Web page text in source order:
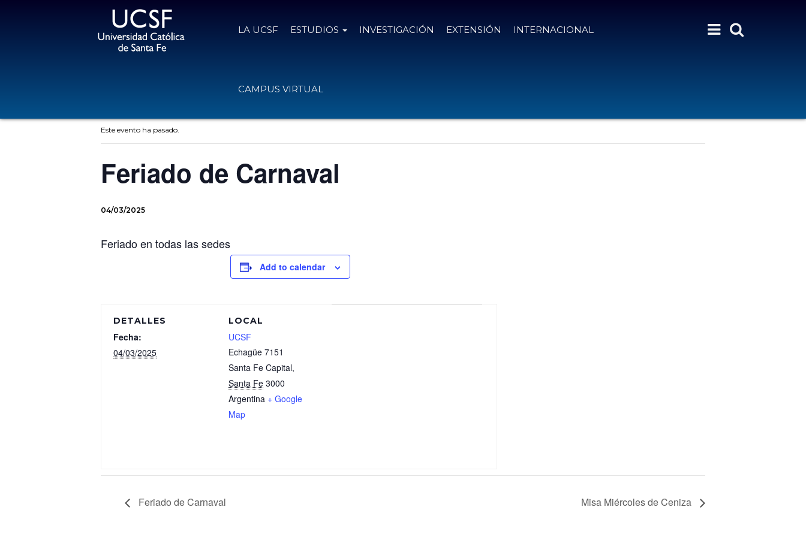
LA UCSF ESTUDIOS INVESTIGACIÓN EXTENSIÓN INTERNACIONAL
CAMPUS VIRTUAL
Este evento ha pasado.
Feriado de Carnaval
04/03/2025
Feriado en todas las sedes
Add to calendar
DETALLES
Fecha:
04/03/2025
LOCAL
UCSF
Echagüe 7151
Santa Fe Capital,
Santa Fe 3000
Argentina + Google
Map
Feriado de Carnaval Misa Miércoles de Ceniza